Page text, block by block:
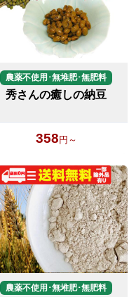
農薬不使用･無堆肥･無肥料
秀さんの癒しの納豆
358 円～
農薬不使用･無堆肥･無肥料